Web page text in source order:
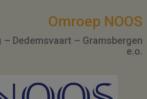
Omroep NOOS
– Dedemsvaart – Gramsbergen
e.o.